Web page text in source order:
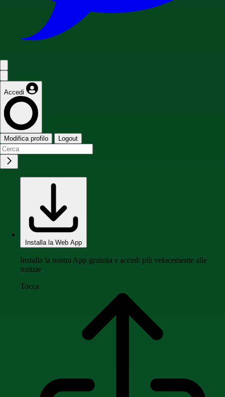
Accedi
Modifica profilo Logout
Installa la Web App
Installa la nostra App gratuita e accedi più velocemente alle
notizie
Tocca